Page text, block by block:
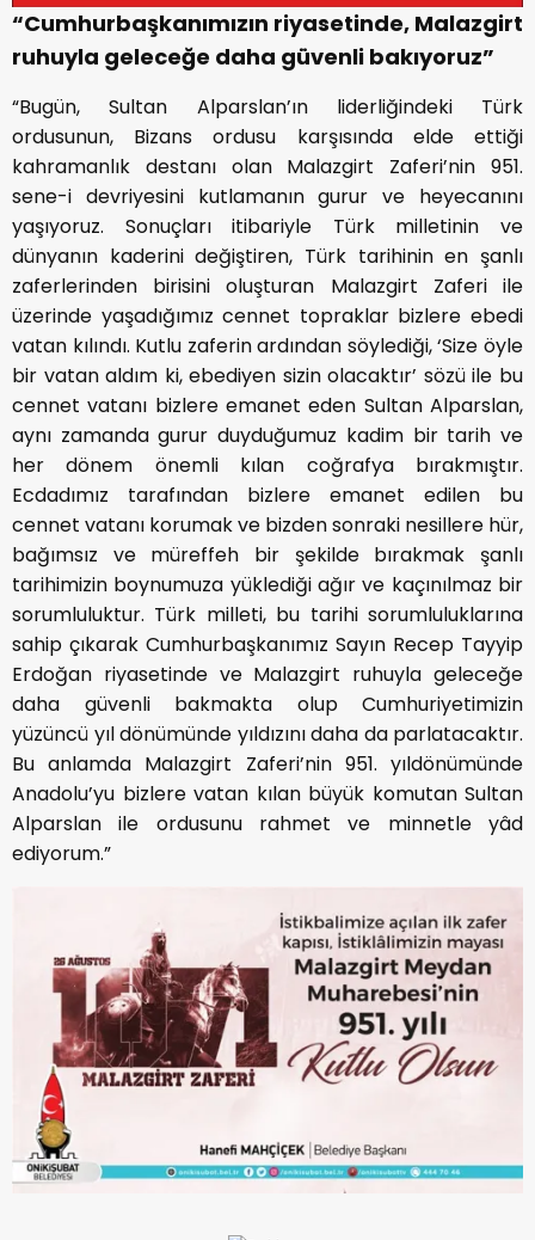
“Cumhurbaşkanımızın riyasetinde, Malazgirt
ruhuyla geleceğe daha güvenli bakıyoruz”
“Bugün, Sultan Alparslan’ın liderliğindeki Türk
ordusunun, Bizans ordusu karşısında elde ettiği
kahramanlık destanı olan Malazgirt Zaferi’nin 951.
sene-i devriyesini kutlamanın gurur ve heyecanını
yaşıyoruz. Sonuçları itibariyle Türk milletinin ve
dünyanın kaderini değiştiren, Türk tarihinin en şanlı
zaferlerinden birisini oluşturan Malazgirt Zaferi ile
üzerinde yaşadığımız cennet topraklar bizlere ebedi
vatan kılındı. Kutlu zaferin ardından söylediği, ‘Size öyle
bir vatan aldım ki, ebediyen sizin olacaktır’ sözü ile bu
cennet vatanı bizlere emanet eden Sultan Alparslan,
aynı zamanda gurur duyduğumuz kadim bir tarih ve
her dönem önemli kılan coğrafya bırakmıştır.
Ecdadımız tarafından bizlere emanet edilen bu
cennet vatanı korumak ve bizden sonraki nesillere hür,
bağımsız ve müreffeh bir şekilde bırakmak şanlı
tarihimizin boynumuza yüklediği ağır ve kaçınılmaz bir
sorumluluktur. Türk milleti, bu tarihi sorumluluklarına
sahip çıkarak Cumhurbaşkanımız Sayın Recep Tayyip
Erdoğan riyasetinde ve Malazgirt ruhuyla geleceğe
daha güvenli bakmakta olup Cumhuriyetimizin
yüzüncü yıl dönümünde yıldızını daha da parlatacaktır.
Bu anlamda Malazgirt Zaferi’nin 951. yıldönümünde
Anadolu’yu bizlere vatan kılan büyük komutan Sultan
Alparslan ile ordusunu rahmet ve minnetle yâd
ediyorum.”